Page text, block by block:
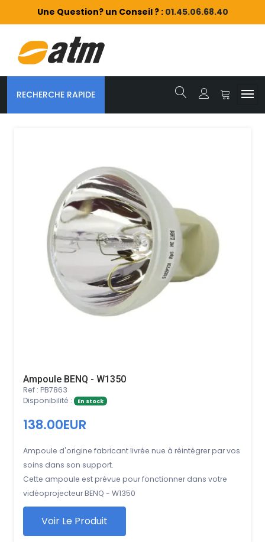
Une Question? un Conseil ? : 01.45.06.68.40
RECHERCHE RAPIDE
Ampoule BENQ - W1350
Ref : PB7863
Disponibilité :
En stock
138.00EUR
Ampoule d'origine fabricant livrée nue à réintégrer par vos
soins dans son support.
Cette ampoule est prévue pour fonctionner dans votre
vidéoprojecteur BENQ - W1350
Voir Le Produit